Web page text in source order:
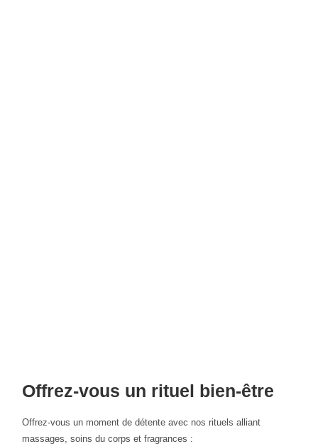
Offrez-vous un rituel bien-être
Offrez-vous un moment de détente avec nos rituels alliant
massages, soins du corps et fragrances :